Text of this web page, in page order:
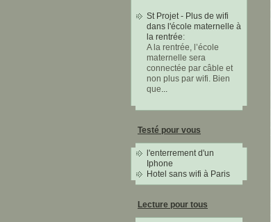
St Projet - Plus de wifi
dans l'école maternelle à
la rentrée:
A la rentrée, l’école
maternelle sera
connectée par câble et
non plus par wifi. Bien
que...
Testé pour vous
l'enterrement d'un
Iphone
Hotel sans wifi à Paris
Lecture pour tous